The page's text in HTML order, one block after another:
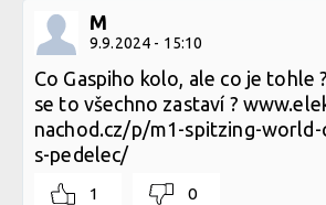
M
9.9.2024 - 15:10
Co Gaspiho kolo, ale co je tohle
se to všechno zastaví ?
nachod.cz/p/m1-spitzing-world-
s-pedelec/
1 0